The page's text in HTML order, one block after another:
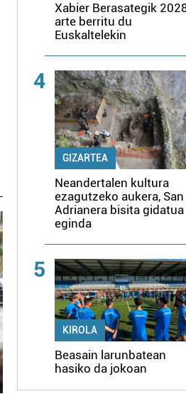
Xabier Berasategik
arte berritu du
Euskaltelekin
4
GIZARTEA
Neandertalen kultura
ezagutzeko aukera, San
Adrianera bisita gidatua
eginda
5
KIROLA
Beasain larunbatean
hasiko da jokoan